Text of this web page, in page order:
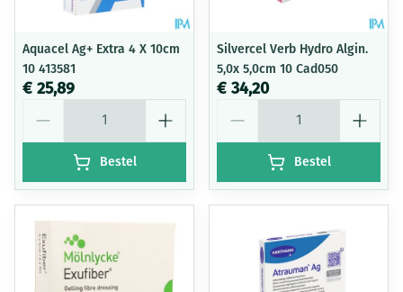
Aquacel Ag+ Extra 4 X 10cm
10 413581
€ 25,89
Bestel
Silvercel Verb Hydro Algin.
5,0x 5,0cm 10 Cad050
€ 34,20
Bestel